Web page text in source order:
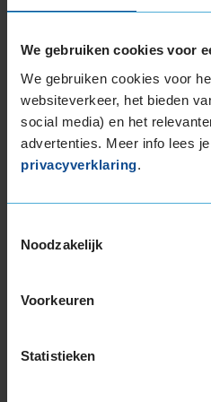
We gebruiken cookies voor
We gebruiken cookies voor
websiteverkeer, het bieden
social media) en het
advertenties. Meer info lees
privacyverklaring.
Noodzakelijk
Voorkeuren
Statistieken
weersomstandigheden.
De band heeft een
wat betekent dat deze
geluidsproductie heeft.
bandenmaat